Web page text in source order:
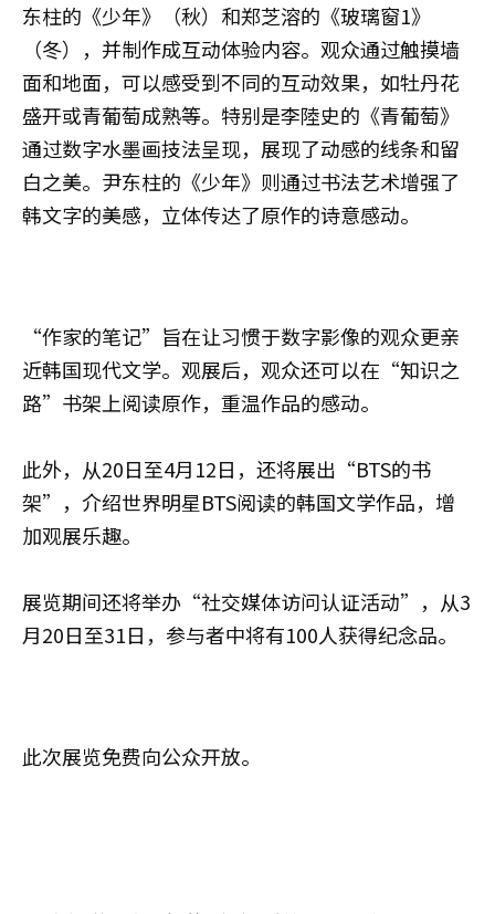
东柱的《少年》（秋）和郑芝溶的《玻璃窗1》
（冬），并制作成互动体验内容。观众通过触摸墙
面和地面，可以感受到不同的互动效果，如牡丹花
盛开或青葡萄成熟等。特别是李陸史的《青葡萄》
通过数字水墨画技法呈现，展现了动感的线条和留
白之美。尹东柱的《少年》则通过书法艺术增强了
韩文字的美感，立体传达了原作的诗意感动。
“作家的笔记”旨在让习惯于数字影像的观众更亲
近韩国现代文学。观展后，观众还可以在“知识之
路”书架上阅读原作，重温作品的感动。
此外，从20日至4月12日，还将展出“BTS的书
架”，介绍世界明星BTS阅读的韩国文学作品，增
加观展乐趣。
展览期间还将举办“社交媒体访问认证活动”，从3
月20日至31日，参与者中将有100人获得纪念品。
此次展览免费向公众开放。